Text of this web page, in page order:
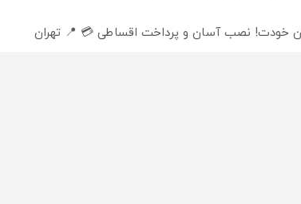
خودت! نصب آسان و پرداخت اقساطی 💳 📍 تهران